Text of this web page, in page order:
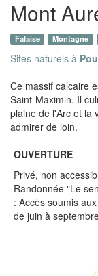
Mont
Falaise Montagne
Sites naturels à
Ce massif calcaire
Saint-Maximin. Il
plaine de l'Arc et la
admirer de loin.
OUVERTURE
Privé, non
Randonnée "Le
: Accès soumis
de juin à